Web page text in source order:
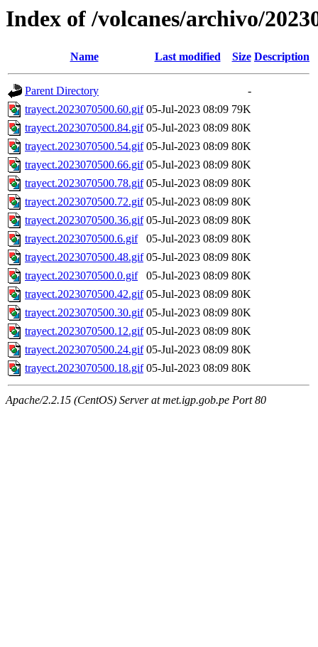
Index of /volcanes/archivo/
Name Last modified Size Description
Parent Directory
-
trayect.2023070500.60.gif 05-Jul-2023 08:09 79K
trayect.2023070500.84.gif 05-Jul-2023 08:09 80K
trayect.2023070500.54.gif 05-Jul-2023 08:09 80K
trayect.2023070500.66.gif 05-Jul-2023 08:09 80K
trayect.2023070500.78.gif 05-Jul-2023 08:09 80K
trayect.2023070500.72.gif 05-Jul-2023 08:09 80K
trayect.2023070500.36.gif 05-Jul-2023 08:09 80K
trayect.2023070500.6.gif
05-Jul-2023 08:09 80K
trayect.2023070500.48.gif 05-Jul-2023 08:09 80K
trayect.2023070500.0.gif
05-Jul-2023 08:09 80K
trayect.2023070500.42.gif 05-Jul-2023 08:09 80K
trayect.2023070500.30.gif 05-Jul-2023 08:09 80K
trayect.2023070500.12.gif 05-Jul-2023 08:09 80K
trayect.2023070500.24.gif 05-Jul-2023 08:09 80K
trayect.2023070500.18.gif 05-Jul-2023 08:09 80K
Apache/2.2.15 (CentOS) Server at met.igp.gob.pe Port 80